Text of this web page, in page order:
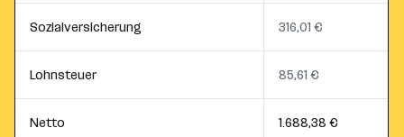
Sozialversicherung 316,01 €
Lohnsteuer 85,61 €
Netto 1.688,38 €